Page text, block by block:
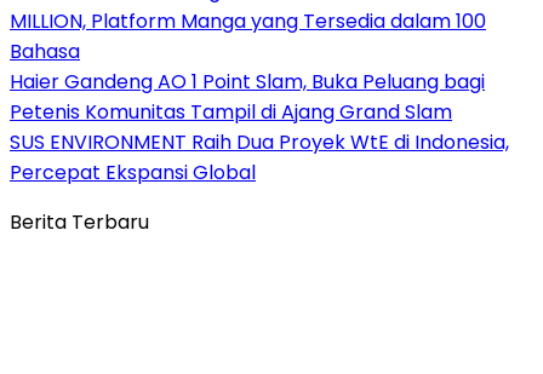
MILLION, Platform Manga yang Tersedia dalam 100
Bahasa
Haier Gandeng AO 1 Point Slam, Buka Peluang bagi
Petenis Komunitas Tampil di Ajang Grand Slam
SUS ENVIRONMENT Raih Dua Proyek WtE di Indonesia,
Percepat Ekspansi Global
Berita Terbaru